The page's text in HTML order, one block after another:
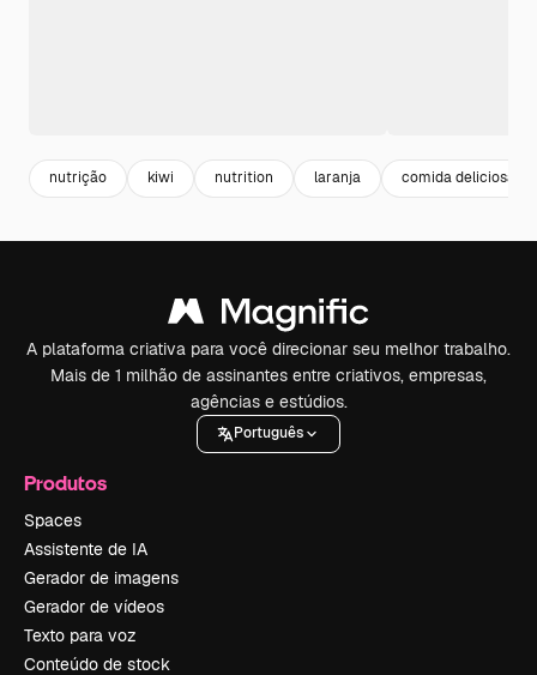
nutrição kiwi nutrition laranja comida deliciosa
A plataforma criativa para você direcionar seu melhor trabalho.
Mais de 1 milhão de assinantes entre criativos, empresas,
agências e estúdios.
Português
Produtos
Spaces
Assistente de IA
Gerador de imagens
Gerador de vídeos
Texto para voz
Conteúdo de stock